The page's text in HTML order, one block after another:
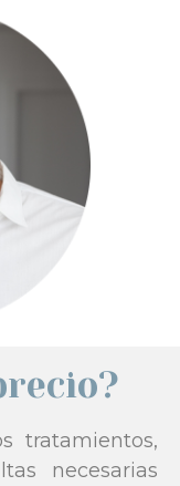
tratamientos,
necesarias